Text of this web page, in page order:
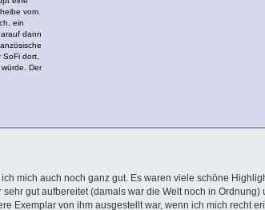
vom
ein
dann
dort,
Der
mich auch noch ganz gut. Es waren viele schöne
gut aufbereitet (damals war die Welt noch in
Exemplar von ihm ausgestellt war, wenn ich mich recht